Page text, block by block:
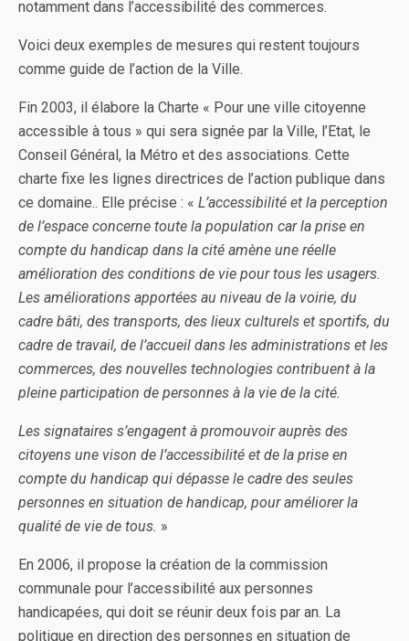
notamment dans l’accessibilité des commerces.
Voici deux exemples de mesures qui restent toujours
comme guide de l’action de la Ville.
Fin 2003, il élabore la Charte « Pour une ville citoyenne
accessible à tous » qui sera signée par la Ville, l’Etat, le
Conseil Général, la Métro et des associations. Cette
charte fixe les lignes directrices de l’action publique dans
ce domaine.. Elle précise : « L’accessibilité et la perception
de l’espace concerne toute la population car la prise en
compte du handicap dans la cité amène une réelle
amélioration des conditions de vie pour tous les usagers.
Les améliorations apportées au niveau de la voirie, du
cadre bâti, des transports, des lieux culturels et sportifs, du
cadre de travail, de l’accueil dans les administrations et les
commerces, des nouvelles technologies contribuent à la
pleine participation de personnes à la vie de la cité.
Les signataires s’engagent à promouvoir auprès des
citoyens une vison de l’accessibilité et de la prise en
compte du handicap qui dépasse le cadre des seules
personnes en situation de handicap, pour améliorer la
qualité de vie de tous. »
En 2006, il propose la création de la commission
communale pour l’accessibilité aux personnes
handicapées, qui doit se réunir deux fois par an. La
politique en direction des personnes en situation de